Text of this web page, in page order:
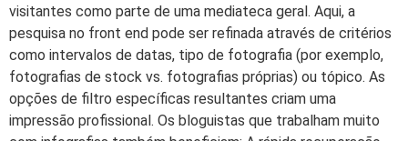
visitantes como parte de uma mediateca geral. Aqui, a
pesquisa no front end pode ser refinada através de critérios
como intervalos de datas, tipo de fotografia (por exemplo,
fotografias de stock vs. fotografias próprias) ou tópico. As
opções de filtro específicas resultantes criam uma
impressão profissional. Os bloguistas que trabalham muito